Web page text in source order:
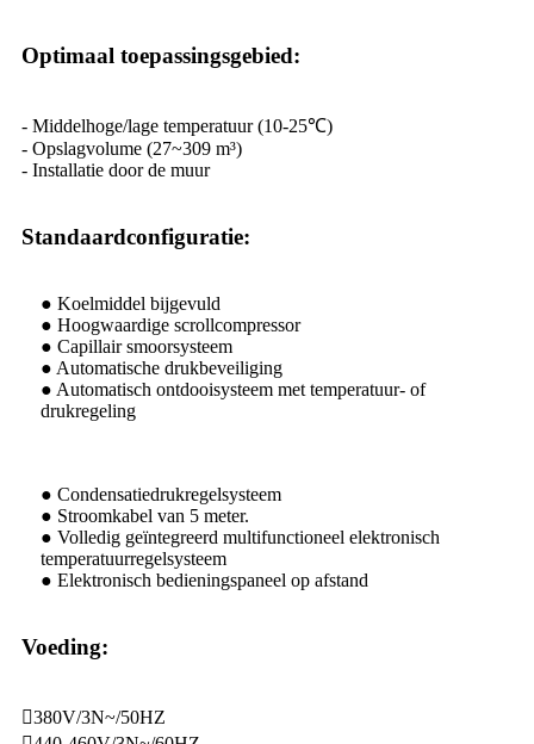
Optimaal toepassingsgebied:
- Middelhoge/lage temperatuur (10-25℃)
- Opslagvolume (27~309 m³)
- Installatie door de muur
Standaardconfiguratie:
● Koelmiddel bijgevuld
● Hoogwaardige scrollcompressor
● Capillair smoorsysteem
● Automatische drukbeveiliging
● Automatisch ontdooisysteem met temperatuur- of
drukregeling
● Condensatiedrukregelsysteem
● Stroomkabel van 5 meter.
● Volledig geïntegreerd multifunctioneel elektronisch
temperatuurregelsysteem
● Elektronisch bedieningspaneel op afstand
Voeding:
380V/3N~/50HZ